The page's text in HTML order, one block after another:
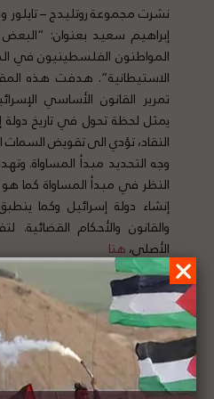
نشرت مجموعة روتليدج –
إبراهيم سعيد بعنوان:
المواطنون الفلسطينيون في
الاستيطانية”. هدفت هذه
تمرير القانون الأساسي
يمثل لحظة تحول في تاريخ
النقاد، تؤدي الى تقويض السمات
وجه التحديد مبدأ المساواة.
النظر في مبدأ المساواة كما
إنشاء دولة إسرائيل وكما
والقانون والأحكام القضائية.
الأصلي،هنا
وزراء الإتحاد الأوروبي
القانونية لخطة الضم